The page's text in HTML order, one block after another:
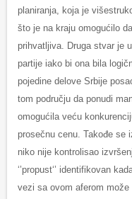
planiranja, koja je
što je na kraju omogućilo
prihvatljiva. Druga stvar je
partije iako bi ona bila
pojedine delove Srbije
tom području da ponudi
omogućila veću
prosečnu cenu. Takođe se
niko nije kontrolisao
‘’propust‘’ identifikovan
vezi sa ovom aferom